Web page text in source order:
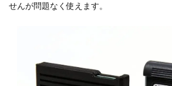
せんが問題なく使えます。